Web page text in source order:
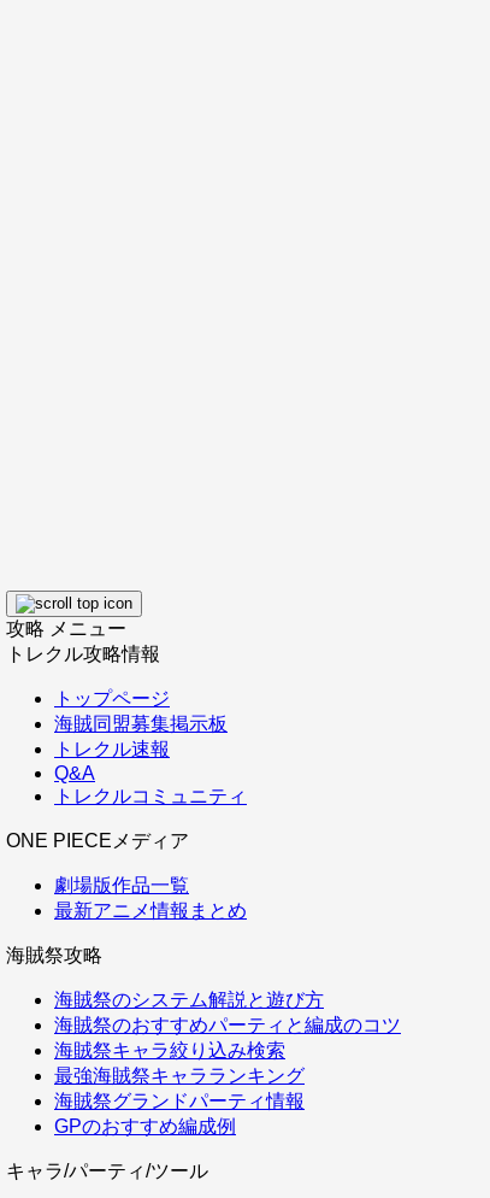
攻略 メニュー
トレクル攻略情報
トップページ
海賊同盟募集掲示板
トレクル速報
Q&A
トレクルコミュニティ
ONE PIECEメディア
劇場版作品一覧
最新アニメ情報まとめ
海賊祭攻略
海賊祭のシステム解説と遊び方
海賊祭のおすすめパーティと編成のコツ
海賊祭キャラ絞り込み検索
最強海賊祭キャラランキング
海賊祭グランドパーティ情報
GPのおすすめ編成例
キャラ/パーティ/ツール